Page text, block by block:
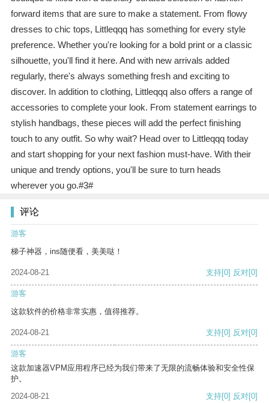
forward items that are sure to make a statement. From flowy
dresses to chic tops, Littleqqq has something for every style
preference. Whether you're looking for a bold print or a classic
silhouette, you'll find it here. And with new arrivals added
regularly, there's always something fresh and exciting to
discover. In addition to clothing, Littleqqq also offers a range of
accessories to complete your look. From statement earrings to
stylish handbags, these pieces will add the perfect finishing
touch to any outfit. So why wait? Head over to Littleqqq today
and start shopping for your next fashion must-have. With their
unique and trendy options, you'll be sure to turn heads
wherever you go.#3#
评论
游客
梯子神器，ins随便看，美美哒！
2024-08-21 支持[0] 反对[0]
游客
这款软件的价格非常实惠，值得推荐。
2024-08-21 支持[0] 反对[0]
游客
这款加速器VPM应用程序已经为我们带来了无限的流畅体验和安全性保
护。
2024-08-21
支持[0] 反对[0]